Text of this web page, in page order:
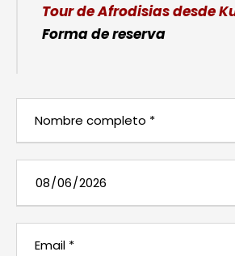
Tour de Afrodisias desde
Forma de reserva